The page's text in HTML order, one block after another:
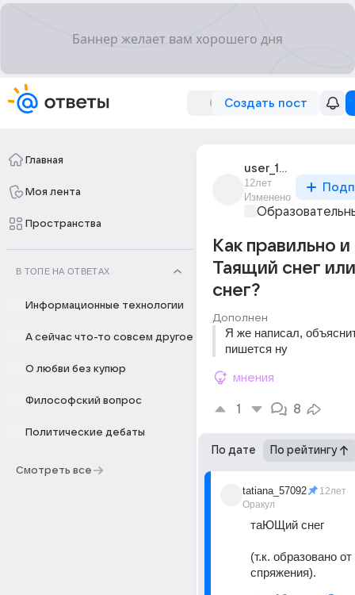
Создать пост
Главная
Моя лента
Пространства
В ТОПЕ НА ОТВЕТАХ
Информационные технологии
А сейчас что-то совсем другое
О любви без купюр
Философский вопрос
Политические дебаты
Смотреть все
user_103389374
12лет
Изменено
Как правильно
Таящий снег
снег?
Дополнен
Я же написал,
пишется ну
мнения
1 8
По дате По рейтингу
tatiana_57092
Оракул
12лет
таЮЩий снег
(т.к. образовано от
спряжения).